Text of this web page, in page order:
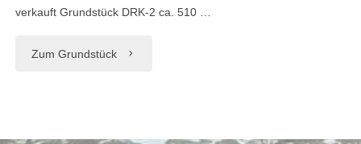
verkauft Grundstück DRK-2 ca. 510 …
Zum Grundstück "Baugrundstücke